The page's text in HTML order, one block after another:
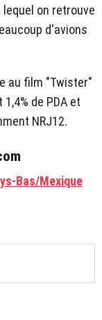
lequel on retrouve
d'avions
au film "Twister"
de PDA et
NRJ12.
Bas/Mexique